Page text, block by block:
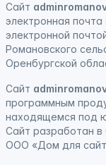
Сайт
электронная почта
электронной
Романовского
Оренбургской
Сайт
программным
находящемся под
Сайт разработан в
ООО «Дом для